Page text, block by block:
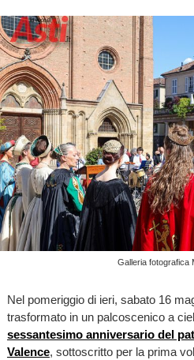
Galleria fotografica
Nel pomeriggio di ieri, sabato 16
trasformato in un palcoscenico a
sessantesimo anniversario del
Valence, sottoscritto per la prima